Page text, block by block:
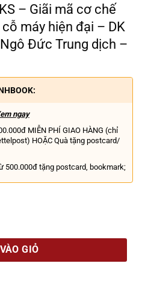
– Giãi mã cơ chế
máy hiện đại – DK
Đức Trung dịch –
ngay
MIỄN PHÍ GIAO HÀNG (chỉ
HOẶC Quà tặng postcard/
500.000đ tặng postcard, bookmark;
TECHNOLOGY WORKS - Giãi
GIỎ